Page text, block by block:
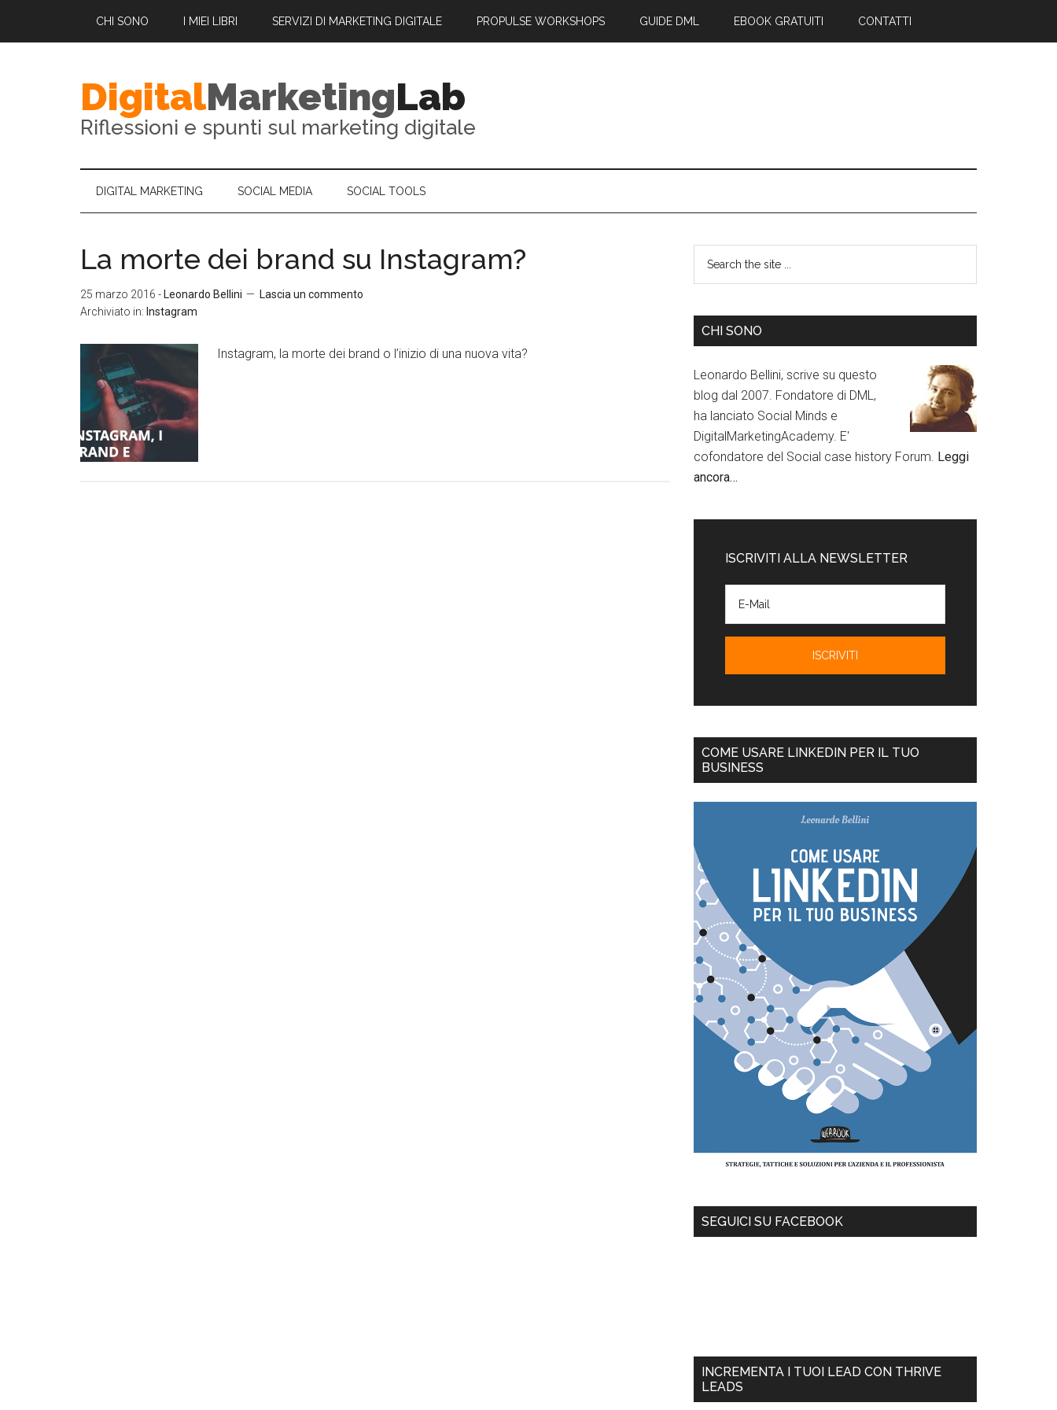
CHI SONO I MIEI LIBRI SERVIZI DI MARKETING DIGITALE PROPULSE WORKSHOPS GUIDE DML EBOOK GRATUITI CONTATTI
DigitalMarketingLab
Riflessioni e spunti sul marketing digitale
DIGITAL MARKETING SOCIAL MEDIA SOCIAL TOOLS
La morte dei brand su Instagram?
25 marzo 2016 - Leonardo Bellini
Lascia un commento
Archiviato in: Instagram
Instagram, la morte dei brand o l’inizio di una nuova vita?
CHI SONO
Leonardo Bellini, scrive su questo
blog dal 2007. Fondatore di DML,
ha lanciato Social Minds e
DigitalMarketingAcademy. E'
cofondatore del Social case history Forum. Leggi
ancora…
ISCRIVITI ALLA NEWSLETTER
COME USARE LINKEDIN PER IL TUO
BUSINESS
SEGUICI SU FACEBOOK
INCREMENTA I TUOI LEAD CON THRIVE
LEADS